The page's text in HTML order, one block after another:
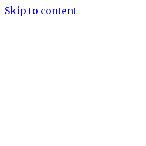
Skip to content